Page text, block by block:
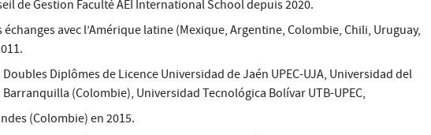
de Gestion Faculté AEI International School depuis 2020.
échanges avec l’Amérique latine (Mexique, Argentine, Colombie, Chili, Uruguay,
Diplômes de Licence Universidad de Jaén UPEC-UJA, Universidad del
Barranquilla (Colombie), Universidad Tecnológica Bolívar UTB-UPEC,
(Colombie) en 2015.